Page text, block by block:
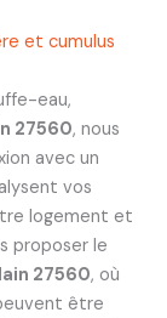
et cumulus
eau,
27560, nous
avec un
vos
logement et
proposer le
27560, où
être